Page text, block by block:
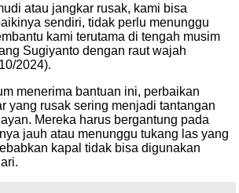
atau jangkar rusak, kami bisa
sendiri, tidak perlu menunggu
kami terutama di tengah musim
Sugiyanto dengan raut wajah
2024).
menerima bantuan ini, perbaikan
yang rusak sering menjadi tantangan
Mereka harus bergantung pada
jauh atau menunggu tukang las yang
kapal tidak bisa digunakan